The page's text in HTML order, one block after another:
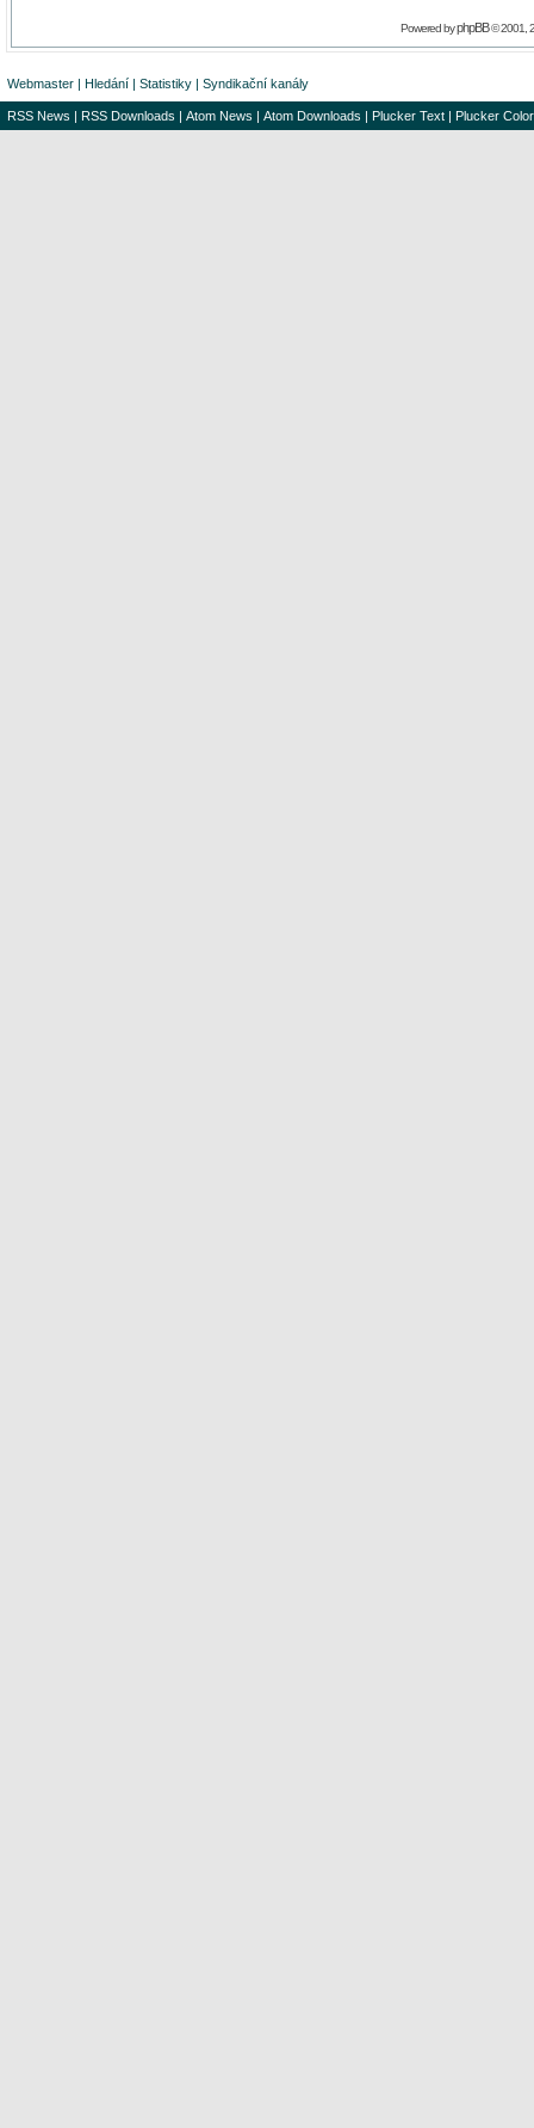
Powered byphpBB© 2001,
Webmaster | Hledání | Statistiky | Syndikační kanály
RSS News | RSS Downloads | Atom News | Atom Downloads | Plucker Text | Plucker Color